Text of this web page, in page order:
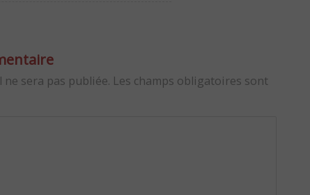
sera pas publiée. Les champs obligatoires sont